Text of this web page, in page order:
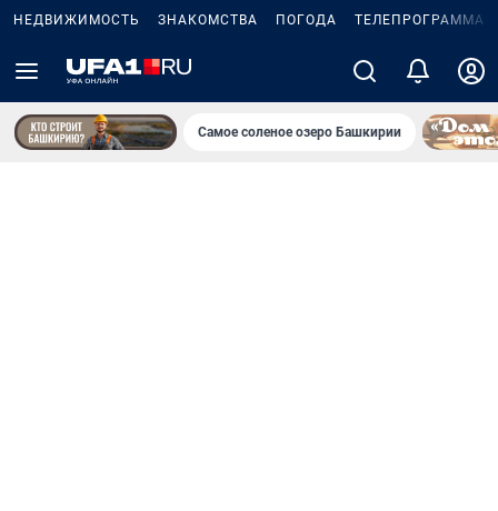
НЕДВИЖИМОСТЬ ЗНАКОМСТВА ПОГОДА ТЕЛЕПРОГРАММА
Самое соленое озеро Башкирии